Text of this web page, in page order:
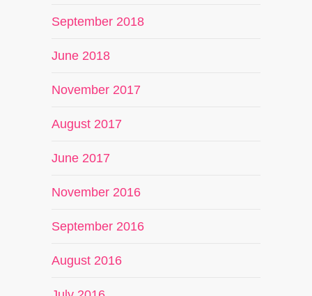
September 2018
June 2018
November 2017
August 2017
June 2017
November 2016
September 2016
August 2016